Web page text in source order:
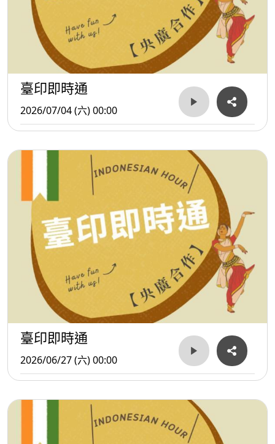
臺印即時通
2026/07/04 (六) 00:00
臺印即時通
2026/06/27 (六) 00:00